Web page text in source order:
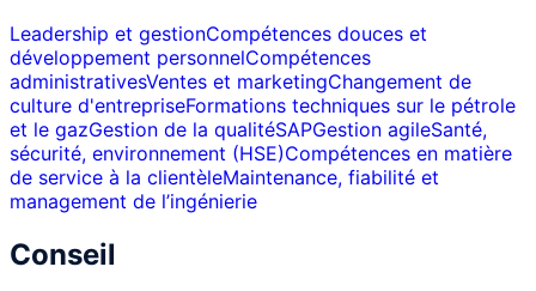
Leadership et gestionCompétences douces et
développement personnelCompétences
administrativesVentes et marketingChangement de
culture d'entrepriseFormations techniques sur le pétrole
et le gazGestion de la qualitéSAPGestion agileSanté,
sécurité, environnement (HSE)Compétences en matière
de service à la clientèleMaintenance, fiabilité et
management de l’ingénierie
Conseil